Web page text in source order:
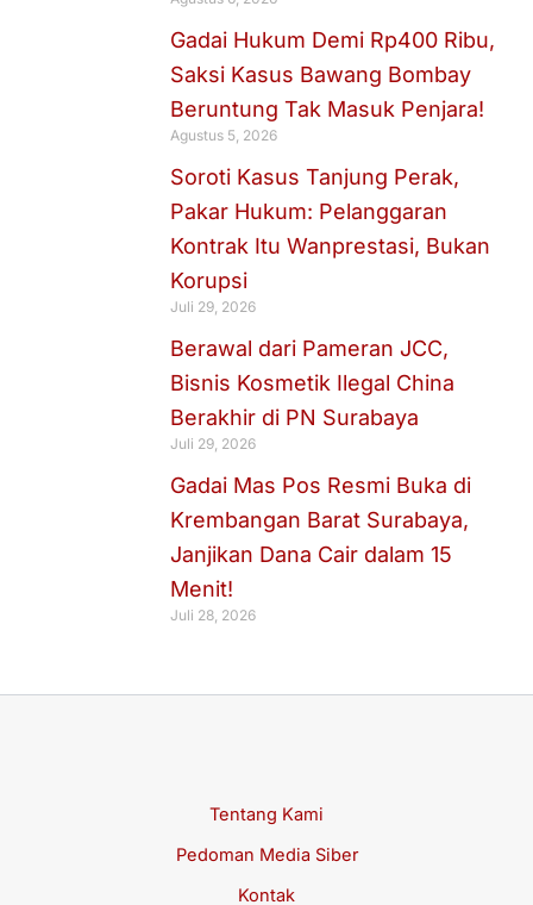
Gadai Hukum Demi Rp400 Ribu,
Saksi Kasus Bawang Bombay
Beruntung Tak Masuk Penjara!
Agustus 5, 2026
Soroti Kasus Tanjung Perak,
Pakar Hukum: Pelanggaran
Kontrak Itu Wanprestasi, Bukan
Korupsi
Juli 29, 2026
Berawal dari Pameran JCC,
Bisnis Kosmetik Ilegal China
Berakhir di PN Surabaya
Juli 29, 2026
Gadai Mas Pos Resmi Buka di
Krembangan Barat Surabaya,
Janjikan Dana Cair dalam 15
Menit!
Juli 28, 2026
Tentang Kami
Pedoman Media Siber
Kontak